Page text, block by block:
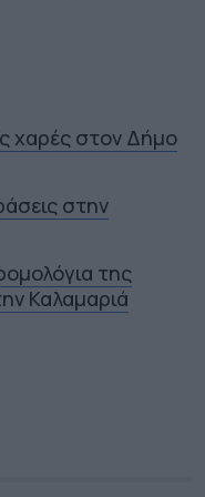
χαρές στον Δήμο
στην
της
Καλαμαριά